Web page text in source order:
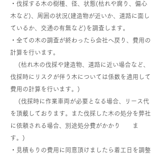
​・伐採する木の樹種、径、状態(枯れや腐り、偏心
木など)、周囲の状況(建造物が近いか、道路に面し
ているか、交通の有無など)を調査します。
・全ての木の調査が終わったら会社へ戻り、費用の
計算を行います。
(枯れ木の伐採や建造物、道路に近い場合など、
伐採時にリスクが伴う木については係数を適用して
費用の計算を行います。)
(伐採時に作業車両が必要となる場合、リース代
を頂戴しております。また伐採した木の処分を弊社
に依頼される場合、別途処分費がかかり ま
す。)
・見積もりの費用に同意頂けましたら着工日を調整